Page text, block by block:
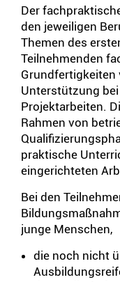
Der
den jeweiligen
Themen des
Teilnehmenden
Grundfertigkeiten
Unterstützung
Projektarbeiten.
Rahmen von
praktische
eingerichteten
Bei den
junge Menschen,
die noch nicht